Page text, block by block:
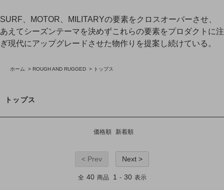
SURF、MOTOR、MILITARYの要素をクロスオーバーさせ、
あえてシーズンテーマを決めずこれらの要素をプロダクトに注
ぎ現代にアップグレードさせた物作りを提案し続けている。
ホーム > ROUGH AND RUGGED > トップス
トップス
価格順 新着順
< Prev Next >
全 40 商品 1 - 30 表示